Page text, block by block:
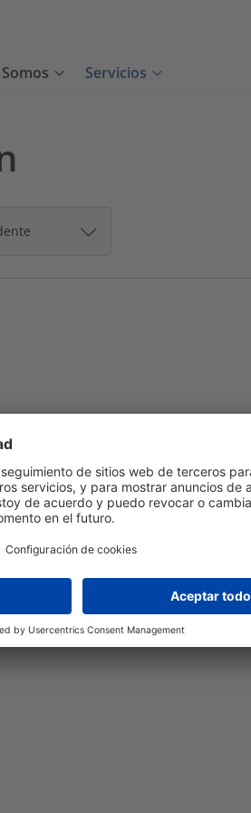
Servicios
su consentimiento para cargar
YouTube Video.
Video para incrustar contenido que pueda
actividad. Le rogamos que revise los detalles y
el servicio para ver este contenido.
Aceptar